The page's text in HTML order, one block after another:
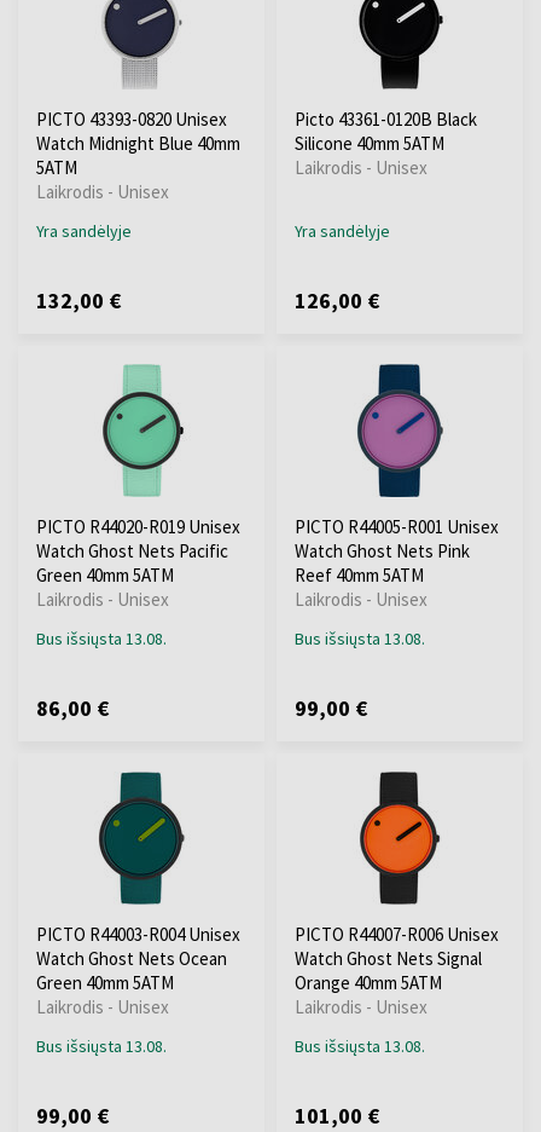
PICTO 43393-0820 Unisex
Watch Midnight Blue 40mm
5ATM
Laikrodis - Unisex
Yra sandėlyje
132,00 €
Picto 43361-0120B Black
Silicone 40mm 5ATM
Laikrodis - Unisex
Yra sandėlyje
126,00 €
PICTO R44020-R019 Unisex
Watch Ghost Nets Pacific
Green 40mm 5ATM
Laikrodis - Unisex
Bus išsiųsta 13.08.
86,00 €
PICTO R44005-R001 Unisex
Watch Ghost Nets Pink
Reef 40mm 5ATM
Laikrodis - Unisex
Bus išsiųsta 13.08.
99,00 €
PICTO R44003-R004 Unisex
Watch Ghost Nets Ocean
Green 40mm 5ATM
Laikrodis - Unisex
Bus išsiųsta 13.08.
99,00 €
PICTO R44007-R006 Unisex
Watch Ghost Nets Signal
Orange 40mm 5ATM
Laikrodis - Unisex
Bus išsiųsta 13.08.
101,00 €